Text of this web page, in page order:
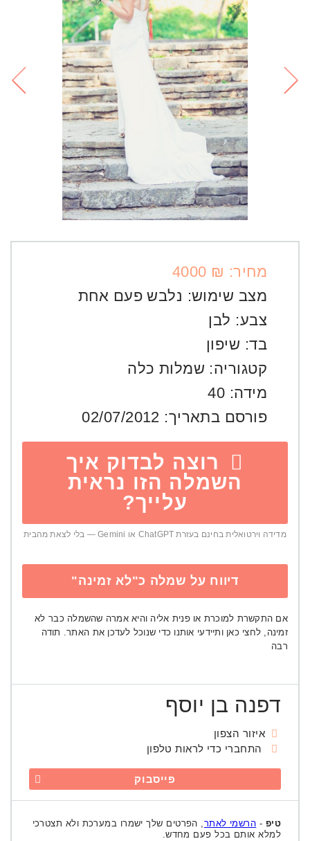
מחיר: ₪ 4000
מצב שימוש: נלבש פעם אחת
צבע: לבן
בד: שיפון
קטגוריה: שמלות כלה
מידה: 40
פורסם בתאריך: 02/07/2012
רוצה לבדוק איך
השמלה הזו נראית
עלייך?
מדידה וירטואלית בחינם בעזרת ChatGPT או Gemini — בלי לצאת מהבית
דיווח על שמלה כ"לא זמינה"
אם התקשרת למוכרת או פנית אליה והיא אמרה שהשמלה כבר לא
זמינה, לחצי כאן ותיידעי אותנו כדי שנוכל לעדכן את האתר. תודה
רבה
דפנה בן יוסף
איזור הצפון
התחברי כדי לראות טלפון
פייסבוק
טיפ - הרשמי לאתר, הפרטים שלך ישמרו במערכת ולא תצטרכי
למלא אותם בכל פעם מחדש.